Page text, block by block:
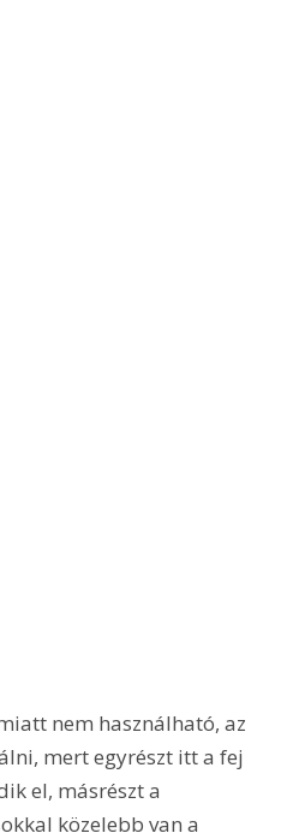
nem használható, az
mert egyrészt itt a fej
el, másrészt a
közelebb van a